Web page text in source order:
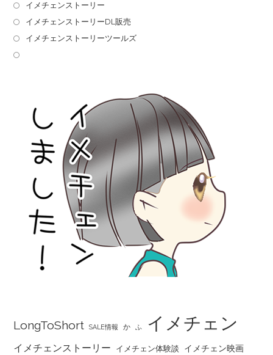
イメチェンストーリー
イメチェンストーリーDL販売
イメチェンストーリーツールズ
LongToShort SALE情報 か ふ イメチェン
イメチェンストーリー イメチェン体験談 イメチェン映画